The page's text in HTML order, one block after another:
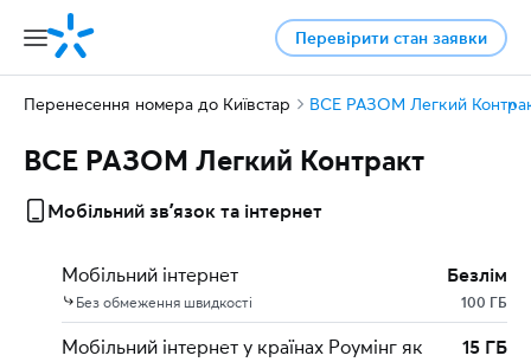
Перевірити стан заявки
Перенесення номера до Київстар ВСЕ РАЗОМ Легкий
ВСЕ РАЗОМ Легкий Контракт
Мобільний звʼязок та інтернет
Мобільний інтернет Безлім
Без обмеження швидкості 100 ГБ
Мобільний інтернет у країнах Роумінг як
15 ГБ